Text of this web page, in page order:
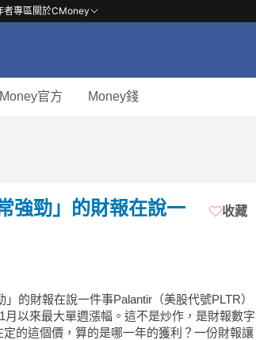
者專區關於CMoney
官方 Money錢
強勁」的財報在說一
收藏
的財報在說一件事Palantir（美股代號PLTR）
以來最大單週漲幅。這不是炒作，是財報數字
的這個價，算的是哪一年的獲利？一份財報讓